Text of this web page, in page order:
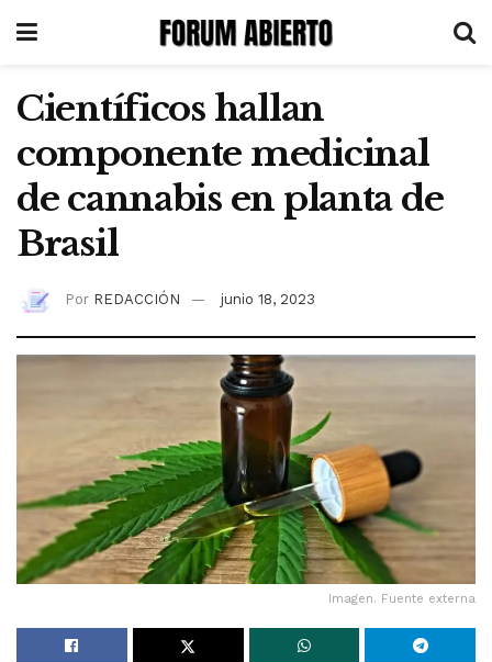
Científicos hallan
componente medicinal
de cannabis en planta de
Brasil
Por REDACCIÓN junio 18, 2023
Imagen. Fuente externa